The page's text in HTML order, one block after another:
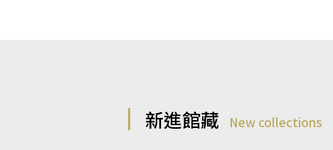
新進館藏 New collections